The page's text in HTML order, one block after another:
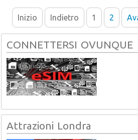
Inizio Indietro 1 2
CONNETTERSI OVUNQUE
Attrazioni Londra